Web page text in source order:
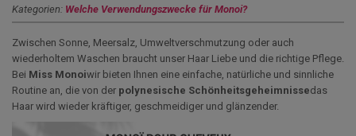
Kategorien: Welche Verwendungszwecke für Monoi?
Zwischen Sonne, Meersalz, Umweltverschmutzung oder auch
wiederholtem Waschen braucht unser Haar Liebe und die richtige Pflege.
Bei Miss Monoiwir bieten Ihnen eine einfache, natürliche und sinnliche
Routine an, die von der polynesische Schönheitsgeheimnissedas
Haar wird wieder kräftiger, geschmeidiger und glänzender.